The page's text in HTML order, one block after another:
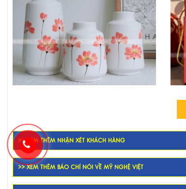
>> XEM THÊM NHẬN XÉT KHÁCH HÀNG
>> XEM THÊM BÁO CHÍ NÓI VỀ MỸ NGHỆ VIỆT